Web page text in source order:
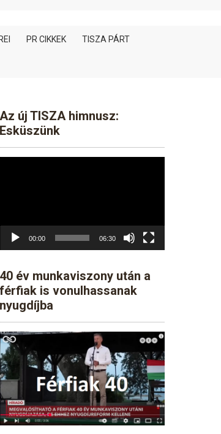
PR CIKKEK TISZA PÁRT
Az új TISZA himnusz:
Esküszünk
00:00 06:30
40 év munkaviszony után a
férfiak is vonulhassanak
nyugdíjba